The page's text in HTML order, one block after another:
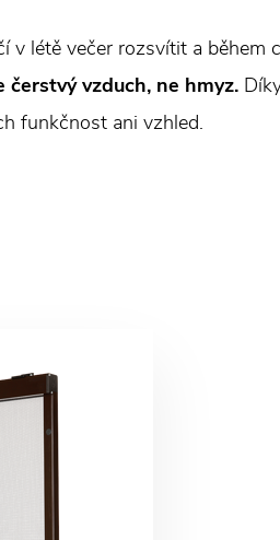
v létě večer rozsvítit a během
vzduch, ne hmyz.
funkčnost ani vzhled.